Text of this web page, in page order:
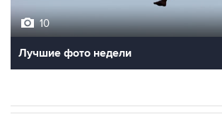
10
Лучшие фото недели